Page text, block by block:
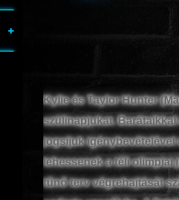
Kylie és Taylor Hunter
szülinapjukat.
jogsijuk igénybevételével
lehessenek a téli olimpiai
tűnő terv végrehajtását